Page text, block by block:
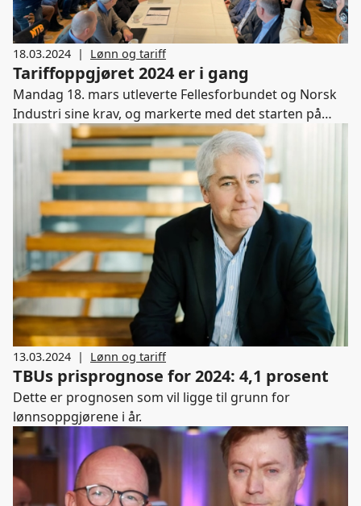
18.03.2024 | Lønn og tariff
Tariffoppgjøret 2024 er i gang
Mandag 18. mars utleverte Fellesforbundet og Norsk
Industri sine krav, og markerte med det starten på
årets lønnsoppgjør. Les mer på norskindustri.no.
13.03.2024 | Lønn og tariff
TBUs prisprognose for 2024: 4,1 prosent
Dette er prognosen som vil ligge til grunn for
lønnsoppgjørene i år.